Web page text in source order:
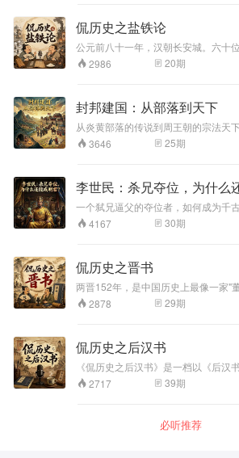
什么有些人，就是活不过三代。
——"愿生生世世，不复生帝王家"——
这中间的五十九年，是中国皇权史上最
族屠戮期。八位皇帝，除开国者本人，
终。父子相杀、叔侄相食、兄弟互屠
立的是一个王朝，他的子孙们把它变成
什么东西的大型实验。实验的结果，刻
刘宋皇帝的死亡方式里——被弑、被废
被勒、被门板压死、被乱刀砍死。 我们把这段历
史拆开来看。不念年号，不讲官制，
侃历史之盐铁论
公元前八十一年，汉朝长安城。六十位
各地的儒家学者被召入皇宫，与执掌天
十年的御史大夫桑弘羊公开辩论。盐铁
他们连吵数日，全程有人记录。三十
者桓宽将这场辩论整理成书——《盐铁
千年过去，国企改革、宏观调控、贫富
律与道德的关系——那场辩论中提出的
题，我们今天还在回答。这个系列，就
2986 20期
封邦建国：从部落到天下
从炎黄部落的传说到周王朝的宗法天下
明如何从松散的部落联盟演变为“普天
土”的秩序？本专辑以“封邦建国”为核
弈，颠覆“封建”即落后的偏见，还原分
期国家治理的精巧设计。你将看到：
后的战略布局，周公制礼作乐的政治智
那些被误解的“天子”“诸侯”如何塑造了
——每集一个认知颠覆，带你重新理解
3646 25期
李世民：杀兄夺位，为什么
君？
一个弑兄逼父的夺位者，如何成为千古
杆？一场亲兄弟间的屠杀，为何没有毁
朝，反而开启了中国历史上最辉煌的时
问：杀兄夺位的血迹，到底是在王朝基
涸，还是在明君的光环下被刻意遗忘？
带你穿透“贞观之治”的盛名，直面玄武
长安殿的叹息，聆听一个帝王用三十年
的自我救赎。
4167 30期
侃历史之晋书
两晋152年，是中国历史上最像一家"董
司"的时代——皇帝当董事长却不管事
轮流做CEO，流民武装充当前线保安
从匈奴人宣称要复兴汉朝，到奴隶石
半壁江山；从王导请皇帝跟自己坐一把
谢安下着围棋指挥淝水之战，再到赌徒
将刘裕把百年门阀全部扫进历史。这档
朝代歌、不列年表，用聊天的姿态，把
2878 29期
侃历史之后汉书
《侃历史之后汉书》是一档以《后汉书
文本的长篇历史叙事播客。从东汉建立
解，完整讲述一个王朝如何在秩序重建
不按编年流水账讲历史，而是从人出
为骨架、用因果链串联。每一集围绕
2717 39期
必听推荐